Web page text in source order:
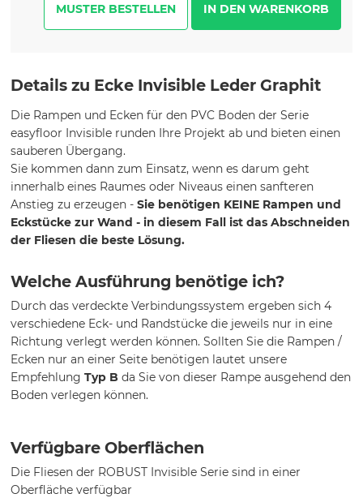
MUSTER BESTELLEN
Details zu Ecke Invisible Leder Graphit
Die Rampen und Ecken für den PVC Boden der Serie
easyfloor Invisible runden Ihre Projekt ab und bieten einen
sauberen Übergang.
Sie kommen dann zum Einsatz, wenn es darum geht
innerhalb eines Raumes oder Niveaus einen sanfteren
Anstieg zu erzeugen -Sie benötigen KEINE Rampen und
Eckstücke zur Wand - in diesem Fall ist das Abschneiden
der Fliesen die beste Lösung.
Welche Ausführung benötige ich?
Durch das verdeckte Verbindungssystem ergeben sich 4
verschiedene Eck- und Randstücke die jeweils nur in eine
Richtung verlegt werden können. Sollten Sie die Rampen /
Ecken nur an einer Seite benötigen lautet unsere
EmpfehlungTyp B da Sie von dieser Rampe ausgehend den
Boden verlegen können.
Verfügbare Oberflächen
Die Fliesen der ROBUST Invisible Serie sind in einer
Oberfläche verfügbar